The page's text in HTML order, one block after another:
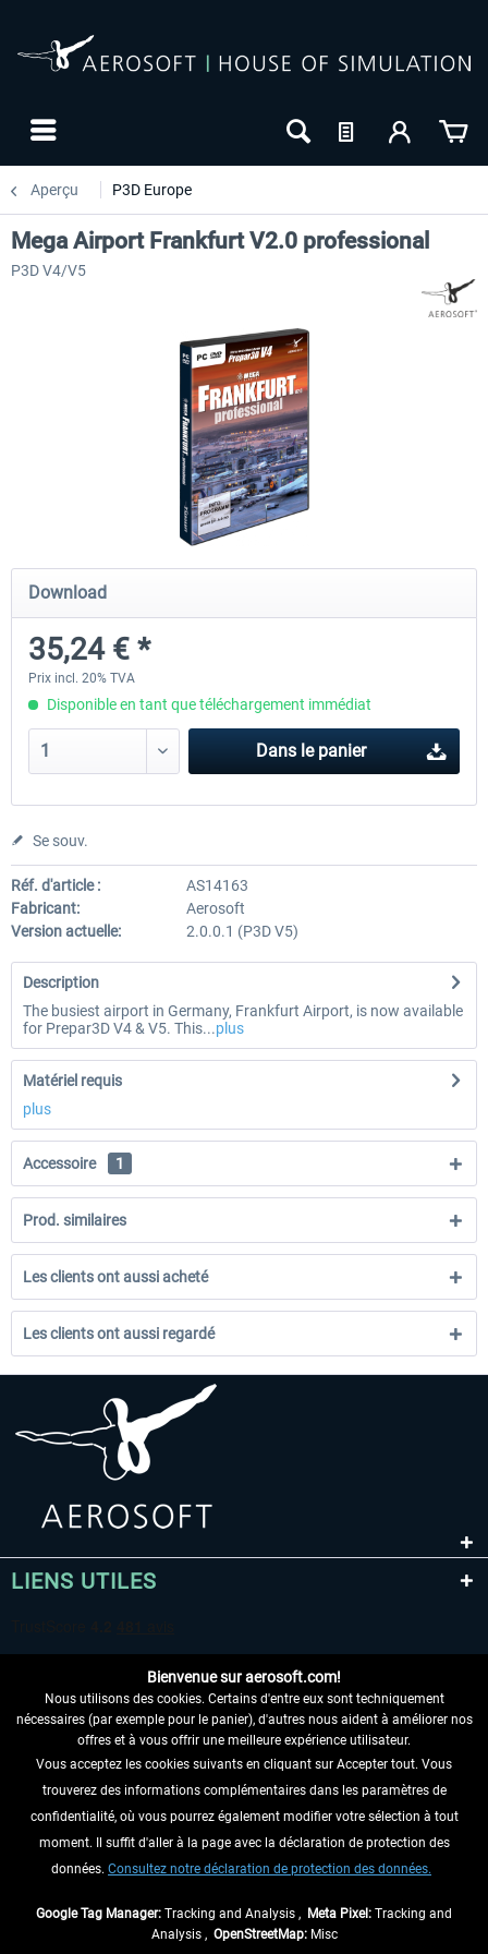
Aperçu P3D Europe
Hamburg-Finkenwerder
12,00 € *
Madeira X Evolution
Mega Airport Frankfurt V2.0 professional
P3D V4/V5
Download
35,24 € *
Prix incl. 20% TVA
Disponible en tant que téléchargement immédiat
Dans le panier
Se souv.
Réf. d'article :
AS14163
Fabricant:
Aerosoft
Version actuelle:
2.0.0.1 (P3D V5)
Description
The busiest airport in Germany, Frankfurt Airport, is now available
for Prepar3D V4 & V5. This...plus
Matériel requis
plus
Accessoire 1
Prod. similaires
Les clients ont aussi acheté
Les clients ont aussi regardé
LIENS UTILES
RENONCER AU CONTRAT ICI
INFORMATIONS
NE MANQUEZ PAS LES DERNIÈRES
Bienvenue sur aerosoft.com!
Nous utilisons des cookies. Certains d'entre eux sont techniquement
nécessaires (par exemple pour le panier), d'autres nous aident à améliorer nos
offres et à vous offrir une meilleure expérience utilisateur.
Vous acceptez les cookies suivants en cliquant sur Accepter tout. Vous
trouverez des informations complémentaires dans les paramètres de
confidentialité, où vous pourrez également modifier votre sélection à tout
moment. Il suffit d'aller à la page avec la déclaration de protection des
données. Consultez notre déclaration de protection des données.
Google Tag Manager: Tracking and Analysis , Meta Pixel: Tracking and
Analysis , OpenStreetMap:Misc